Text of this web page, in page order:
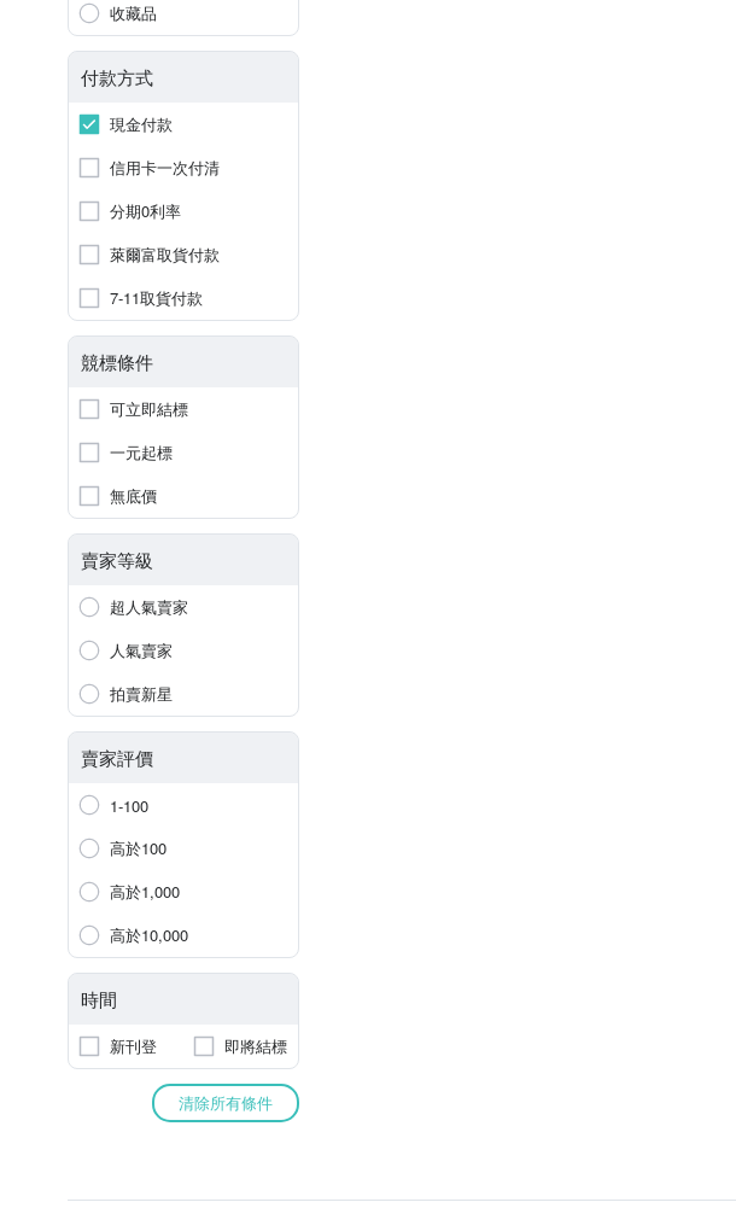
收藏品
付款方式
現金付款
信用卡一次付清
分期0利率
萊爾富取貨付款
7-11取貨付款
競標條件
可立即結標
一元起標
無底價
賣家等級
超人氣賣家
人氣賣家
拍賣新星
賣家評價
1-100
高於100
高於1,000
高於10,000
時間
新刊登 即將結標
清除所有條件